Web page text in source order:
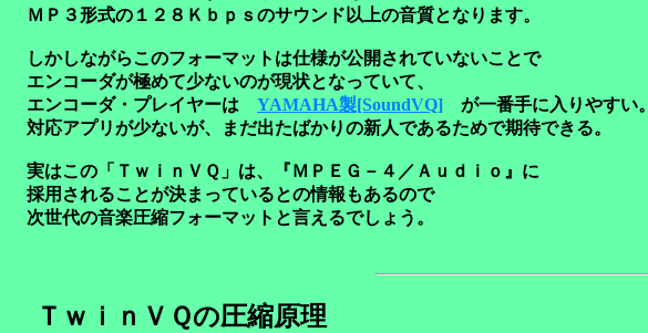
ＭＰ３形式の１２８Ｋｂｐｓのサウンド以上の音質となります。
しかしながらこのフォーマットは仕様が公開されていないことで
エンコーダが極めて少ないのが現状となっていて、
エンコーダ・プレイヤーは YAMAHA製[SoundVQ] が一番手に入りやすい。
対応アプリが少ないが、まだ出たばかりの新人であるためで期待できる。
実はこの「ＴｗｉｎＶＱ」は、『ＭＰＥＧ－４／Ａｕｄｉｏ』に
採用されることが決まっているとの情報もあるので
次世代の音楽圧縮フォーマットと言えるでしょう。
ＴｗｉｎＶＱの圧縮原理